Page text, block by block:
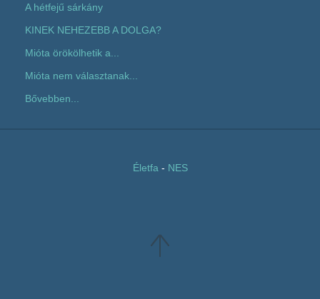
A hétfejű sárkány
KINEK NEHEZEBB A DOLGA?
Mióta örökölhetik a...
Mióta nem választanak...
Bővebben...
Életfa - NES